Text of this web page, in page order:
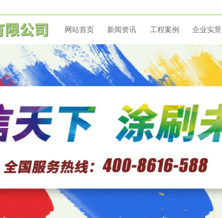
网站首页 新闻资讯 工程案例 企业实景